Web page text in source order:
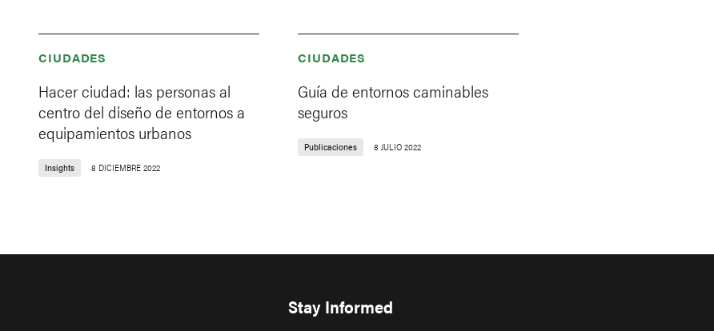
CIUDADES
Hacer ciudad: las personas al
centro del diseño de entornos a
equipamientos urbanos
Insights 8 DICIEMBRE 2022
CIUDADES
Guía de entornos caminables
seguros
Publicaciones 8 JULIO 2022
Stay Informed